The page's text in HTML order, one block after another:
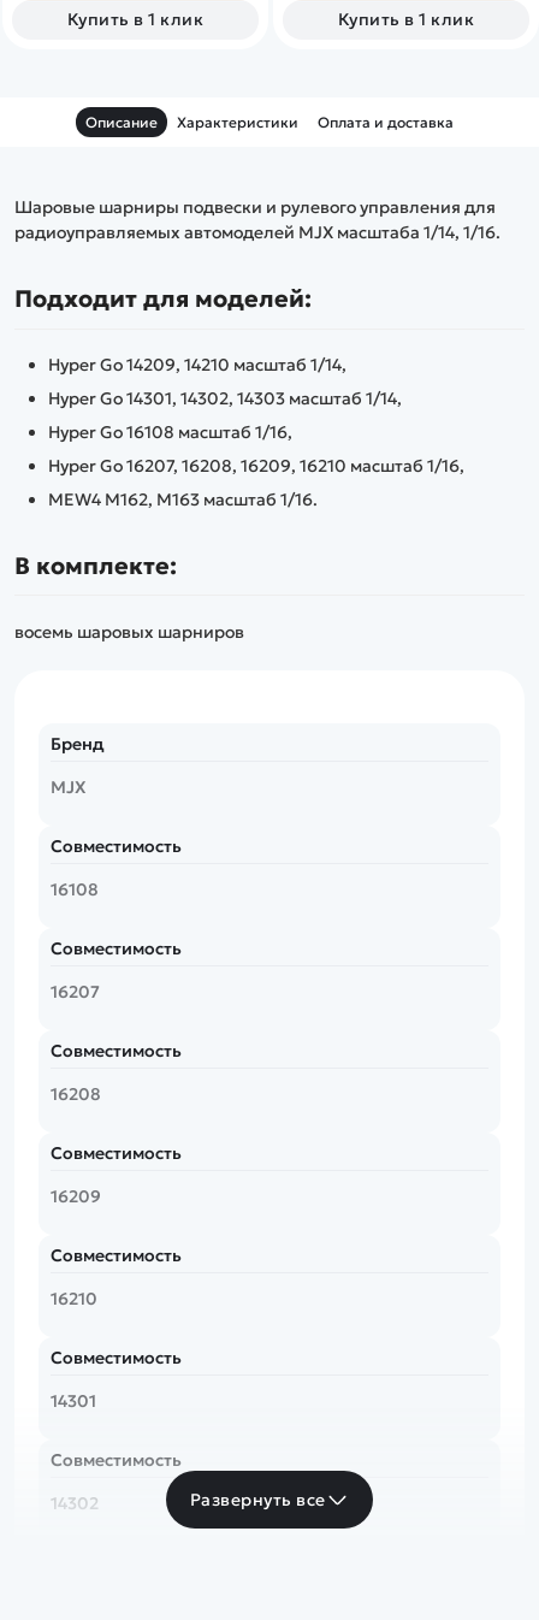
Купить в 1 клик
Купить в 1 клик
Описание Характеристики Оплата и доставка
Шаровые шарниры подвески и рулевого управления для
радиоуправляемых автомоделей MJX масштаба 1/14, 1/16.
Подходит для моделей:
Hyper Go 14209, 14210 масштаб 1/14,
Hyper Go 14301, 14302, 14303 масштаб 1/14,
Hyper Go 16108 масштаб 1/16,
Hyper Go 16207, 16208, 16209, 16210 масштаб 1/16,
MEW4 M162, M163 масштаб 1/16.
В комплекте:
восемь шаровых шарниров
Бренд
MJX
Совместимость
16108
Совместимость
16207
Совместимость
16208
Совместимость
16209
Совместимость
16210
Совместимость
14301
Совместимость
14302
Развернуть все